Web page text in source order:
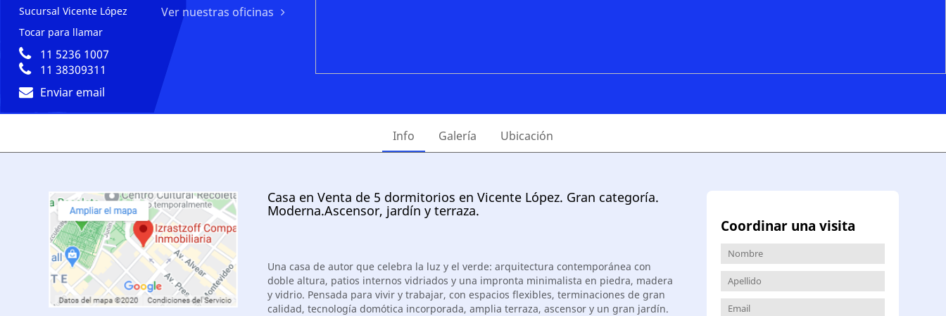
Sucursal Vicente López
Tocar para llamar
11 5236 1007
11 38309311
Enviar email
Ver nuestras oficinas
Info Galería Ubicación
Casa en Venta de 5 dormitorios en Vicente López. Gran categoría.
Moderna.Ascensor, jardín y terraza.
Una casa de autor que celebra la luz y el verde: arquitectura contemporánea con
doble altura, patios internos vidriados y una impronta minimalista en piedra, madera
y vidrio. Pensada para vivir y trabajar, con espacios flexibles, terminaciones de gran
calidad, tecnología domótica incorporada, amplia terraza, ascensor y un gran jardín.
Coordinar una visita